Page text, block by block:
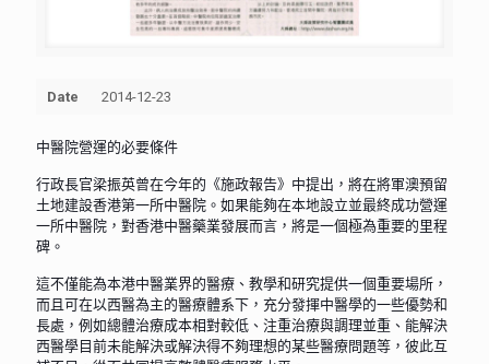
Date 2014-12-23
中醫院營運的必要條件
行政長官梁振英曾在今年的《施政報告》中提出，將在將軍澳預留
土地建設香港第一所中醫院。如果能夠在本地設立並最終成功營運
一所中醫院，對香港中醫藥業發展而言，將是一個極為重要的里程
碑。
這不僅能為本港中醫業界的醫療、教學和研究提供一個重要場所，
而且可在以西醫為主的醫療體系下，充分發揮中醫學的一些優勢和
長處，例如總體治療成本相對較低、注重治療與調理並重、能解決
西醫學目前未能解決或解決得不夠理想的某些醫療問題等，彼此互